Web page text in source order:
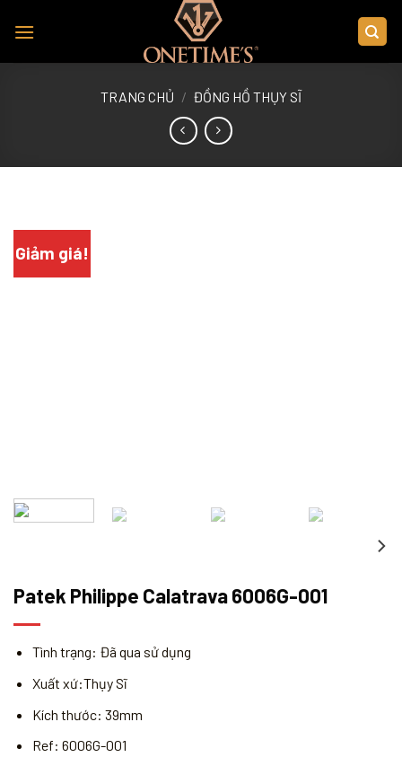
TRANG CHỦ / ĐỒNG HỒ THỤY SĨ
Giảm giá!
Patek Philippe Calatrava 6006G-001
Tình trạng: Đã qua sử dụng
Xuất xứ:Thụy Sĩ
Kích thước: 39mm
Ref: 6006G-001